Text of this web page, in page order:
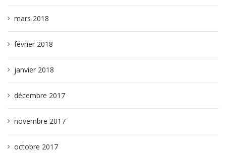
mars 2018
février 2018
janvier 2018
décembre 2017
novembre 2017
octobre 2017